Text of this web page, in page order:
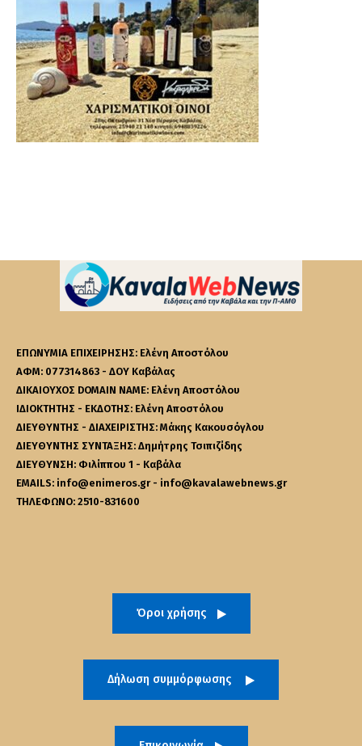
ΕΠΩΝΥΜΙΑ ΕΠΙΧΕΙΡΗΣΗΣ: Ελένη Αποστόλου
ΑΦΜ: 077314863 - ΔΟΥ Καβάλας
ΔΙΚΑΙΟΥΧΟΣ DOMAIN NAME: Ελένη Αποστόλου
ΙΔΙΟΚΤΗΤΗΣ - ΕΚΔΟΤΗΣ: Ελένη Αποστόλου
ΔΙΕΥΘΥΝΤΗΣ - ΔΙΑΧΕΙΡΙΣΤΗΣ: Μάκης Κακουσόγλου
ΔΙΕΥΘΥΝΤΗΣ ΣΥΝΤΑΞΗΣ: Δημήτρης Τσιπιζίδης
ΔΙΕΥΘΥΝΣΗ: Φιλίππου 1 - Καβάλα
EMAILS: info@enimeros.gr - info@kavalawebnews.gr
ΤΗΛΕΦΩΝΟ: 2510-831600
Όροι χρήσης
Δήλωση συμμόρφωσης